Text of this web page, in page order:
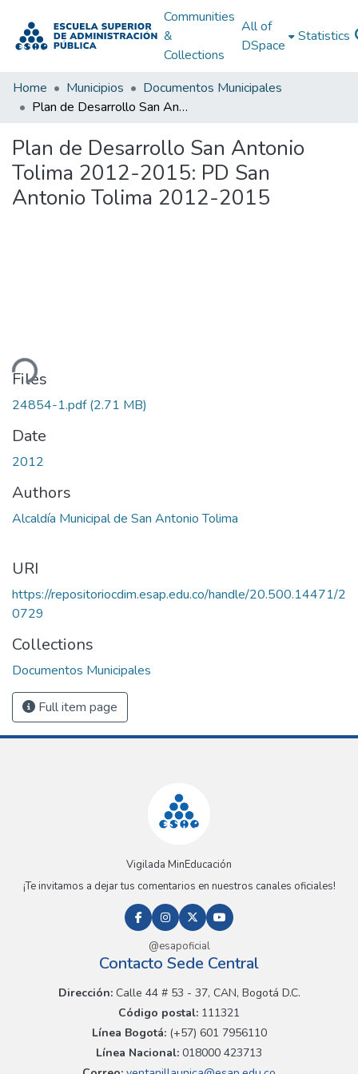
Communities
&
Collections
All of
DSpace
Statistics
Home Municipios
Documentos Municipales
Plan de Desarrollo San Antonio Tolima 2012-2015: PD San Antonio Tolima 2012-2015
Plan de Desarrollo San Antonio
Tolima 2012-2015: PD San
Antonio Tolima 2012-2015
Files
24854-1.pdf(2.71 MB)
Date
2012
Authors
Alcaldía Municipal de San Antonio Tolima
URI
https://repositoriocdim.esap.edu.co/handle/20.500.14471/2
0729
Collections
Documentos Municipales
Full item page
Vigilada MinEducación
¡Te invitamos a dejar tus comentarios en nuestros canales oficiales!
@esapoficial
Contacto Sede Central
Dirección:Calle 44 # 53 - 37, CAN, Bogotá D.C.
Código postal: 111321
Línea Bogotá:(+57) 601 7956110
Línea Nacional: 018000 423713